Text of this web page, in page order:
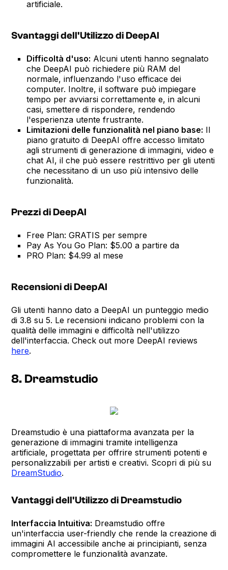
artificiale.
Svantaggi dell'Utilizzo di DeepAI
Difficoltà d'uso: Alcuni utenti hanno segnalato
che DeepAI può richiedere più RAM del
normale, influenzando l'uso efficace dei
computer. Inoltre, il software può impiegare
tempo per avviarsi correttamente e, in alcuni
casi, smettere di rispondere, rendendo
l'esperienza utente frustrante.
Limitazioni delle funzionalità nel piano base: Il
piano gratuito di DeepAI offre accesso limitato
agli strumenti di generazione di immagini, video e
chat AI, il che può essere restrittivo per gli utenti
che necessitano di un uso più intensivo delle
funzionalità.
Prezzi di DeepAI
Free Plan: GRATIS per sempre
Pay As You Go Plan: $5.00 a partire da
PRO Plan: $4.99 al mese
Recensioni di DeepAI
Gli utenti hanno dato a DeepAI un punteggio medio
di 3.8 su 5. Le recensioni indicano problemi con la
qualità delle immagini e difficoltà nell'utilizzo
dell'interfaccia. Check out more DeepAI reviews
here.
8. Dreamstudio
Dreamstudio è una piattaforma avanzata per la
generazione di immagini tramite intelligenza
artificiale, progettata per offrire strumenti potenti e
personalizzabili per artisti e creativi. Scopri di più su
DreamStudio.
Vantaggi dell'Utilizzo di Dreamstudio
Interfaccia Intuitiva: Dreamstudio offre
un'interfaccia user-friendly che rende la creazione di
immagini AI accessibile anche ai principianti, senza
compromettere le funzionalità avanzate.